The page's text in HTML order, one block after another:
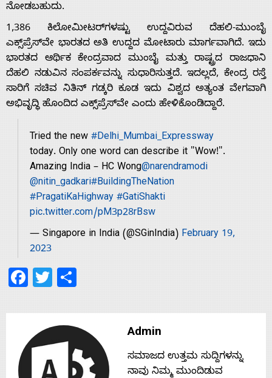
Us
Advertise
With
Contact
Us
ನೋಡಬಹುದು.
1,386 ಕಿಲೋಮೀಟರ್‌ಗಳಷ್ಟು ಉದ್ದವಿರುವ ದೆಹಲಿ-ಮುಂಬೈ
ಎಕ್ಸ್‌ಪ್ರೆಸ್‌ವೇ ಭಾರತದ ಅತಿ ಉದ್ದದ ಮೋಟಾರು ಮಾರ್ಗವಾಗಿದೆ. ಇದು
ಭಾರತದ ಆರ್ಥಿಕ ಕೇಂದ್ರವಾದ ಮುಂಬೈ ಮತ್ತು ರಾಷ್ಟ್ರದ ರಾಜಧಾನಿ
ದೆಹಲಿ ನಡುವಿನ ಸಂಪರ್ಕವನ್ನು ಸುಧಾರಿಸುತ್ತದೆ. ಇದಲ್ಲದೆ, ಕೇಂದ್ರ ರಸ್ತೆ
ಸಾರಿಗೆ ಸಚಿವ ನಿತಿನ್ ಗಡ್ಕರಿ ಕೂಡ ಇದು ವಿಶ್ವದ ಅತ್ಯಂತ ವೇಗವಾಗಿ
ಅಭಿವೃದ್ಧಿ ಹೊಂದಿದ ಎಕ್ಸ್‌ಪ್ರೆಸ್‌ವೇ ಎಂದು ಹೇಳಿಕೊಂಡಿದ್ದಾರೆ.
Tried the new#Delhi_Mumbai_Expressway
today. Only one word can describe it "Wow!".
Amazing India – HC Wong@narendramodi
@nitin_gadkari#BuildingTheNation
#PragatiKaHighway #GatiShakti
pic.twitter.com/pM3p28rBsw
— Singapore in India (@SGinIndia) February 19,
2023
Facebook
Twitter
Admin
ಸಮಾಜದ ಉತ್ತಮ ಸುದ್ದಿಗಳನ್ನು
ನಾವು ನಿಮ್ಮ ಮುಂದಿಡುವ